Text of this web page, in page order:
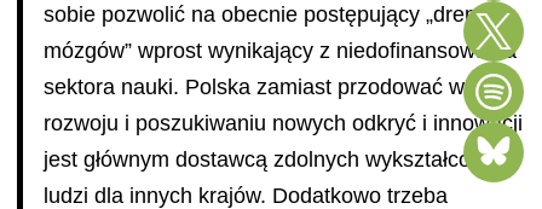
sobie pozwolić na obecnie postępujący „drenaż
mózgów” wprost wynikający z niedofinansowania
sektora nauki. Polska zamiast przodować w
rozwoju i poszukiwaniu nowych odkryć i innowacji
jest głównym dostawcą zdolnych wykształconych
ludzi dla innych krajów. Dodatkowo trzeba